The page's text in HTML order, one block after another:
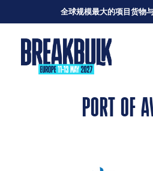
全球规模最大的项目货物
PORT OF